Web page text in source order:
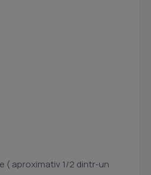
( aproximativ 1/2 dintr-un